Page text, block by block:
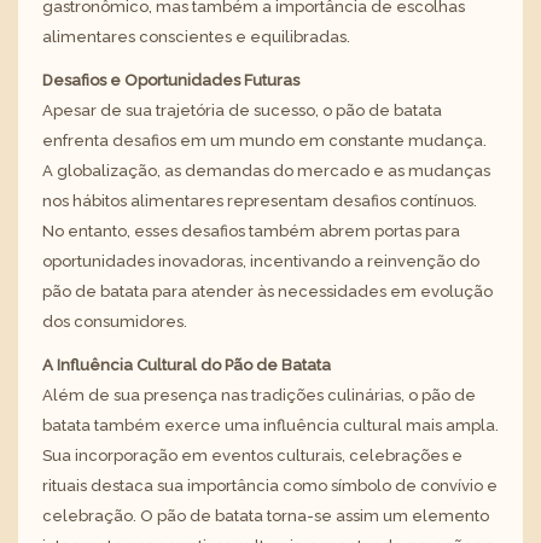
gastronômico, mas também a importância de escolhas
alimentares conscientes e equilibradas.
Desafios e Oportunidades Futuras
Apesar de sua trajetória de sucesso, o pão de batata
enfrenta desafios em um mundo em constante mudança.
A globalização, as demandas do mercado e as mudanças
nos hábitos alimentares representam desafios contínuos.
No entanto, esses desafios também abrem portas para
oportunidades inovadoras, incentivando a reinvenção do
pão de batata para atender às necessidades em evolução
dos consumidores.
A Influência Cultural do Pão de Batata
Além de sua presença nas tradições culinárias, o pão de
batata também exerce uma influência cultural mais ampla.
Sua incorporação em eventos culturais, celebrações e
rituais destaca sua importância como símbolo de convívio e
celebração. O pão de batata torna-se assim um elemento